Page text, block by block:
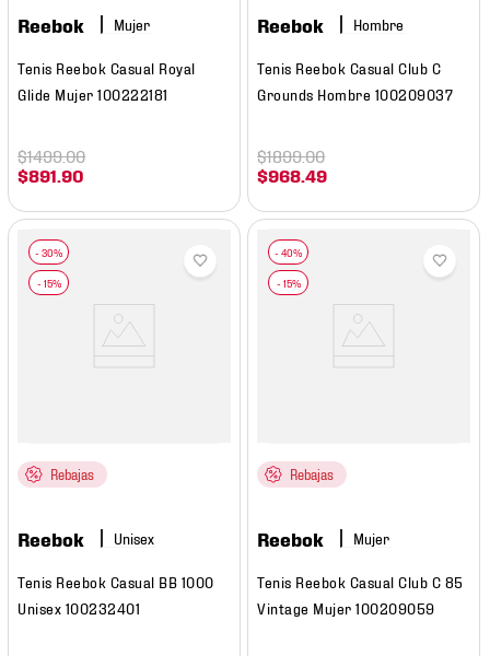
Reebok Mujer
Tenis Reebok Casual Royal
Glide Mujer 100222181
$891 .90
$1499.00
Reebok Hombre
Tenis Reebok Casual Club C
Grounds Hombre 100209037
$968 .49
$1899.00
Rebajas
Reebok
Tenis Reebok Casual BB 1000
Unisex 100232401
Rebajas
Reebok Mujer
Tenis Reebok Casual Club C 85
Vintage Mujer 100209059